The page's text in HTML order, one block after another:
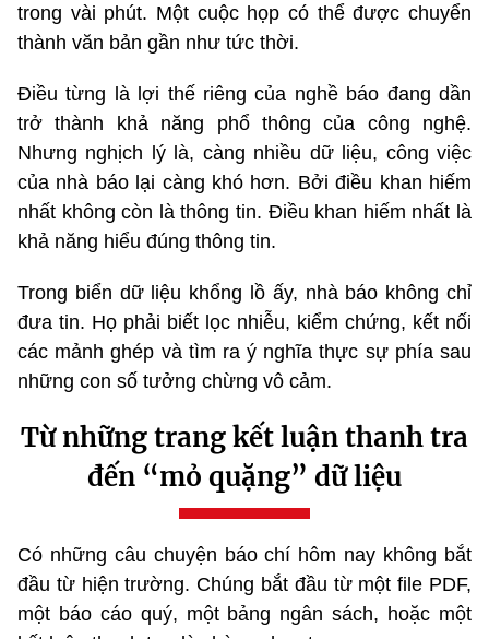
trong vài phút. Một cuộc họp có thể được chuyển
thành văn bản gần như tức thời.
Điều từng là lợi thế riêng của nghề báo đang dần
trở thành khả năng phổ thông của công nghệ.
Nhưng nghịch lý là, càng nhiều dữ liệu, công việc
của nhà báo lại càng khó hơn. Bởi điều khan hiếm
nhất không còn là thông tin. Điều khan hiếm nhất là
khả năng hiểu đúng thông tin.
Trong biển dữ liệu khổng lồ ấy, nhà báo không chỉ
đưa tin. Họ phải biết lọc nhiễu, kiểm chứng, kết nối
các mảnh ghép và tìm ra ý nghĩa thực sự phía sau
những con số tưởng chừng vô cảm.
Từ những trang kết luận thanh tra
đến “mỏ quặng” dữ liệu
Có những câu chuyện báo chí hôm nay không bắt
đầu từ hiện trường. Chúng bắt đầu từ một file PDF,
một báo cáo quý, một bảng ngân sách, hoặc một